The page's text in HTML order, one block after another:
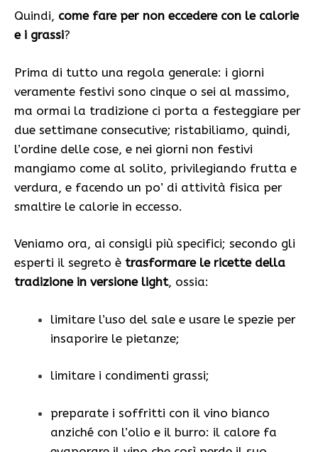
Quindi, come fare per non eccedere con le calorie
e i grassi?
Prima di tutto una regola generale: i giorni
veramente festivi sono cinque o sei al massimo,
ma ormai la tradizione ci porta a festeggiare per
due settimane consecutive; ristabiliamo, quindi,
l’ordine delle cose, e nei giorni non festivi
mangiamo come al solito, privilegiando frutta e
verdura, e facendo un po’ di attività fisica per
smaltire le calorie in eccesso.
Veniamo ora, ai consigli più specifici; secondo gli
esperti il segreto è trasformare le ricette della
tradizione in versione light, ossia:
limitare l’uso del sale e usare le spezie per
insaporire le pietanze;
limitare i condimenti grassi;
preparate i soffritti con il vino bianco
anziché con l’olio e il burro: il calore fa